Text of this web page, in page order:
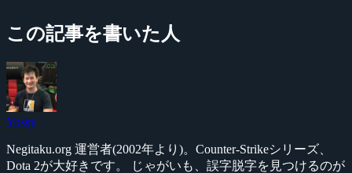
この記事を書いた人
Yossy
Negitaku.org 運営者(2002年より)。Counter-Strikeシリーズ、
Dota 2が大好きです。 じゃがいも、誤字脱字を見つけるのが